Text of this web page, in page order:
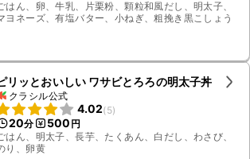
はん、卵、牛乳、片栗粉、顆粒和風だし、明太子、
ヨネーズ、有塩バター、小ねぎ、粗挽き黒こしょう
リッとおいしい ワサビとろろの明太子丼
クラシル公式
4.02(5)
20分 500 円
はん、明太子、長芋、たくあん、白だし、わさび、
り、卵黄